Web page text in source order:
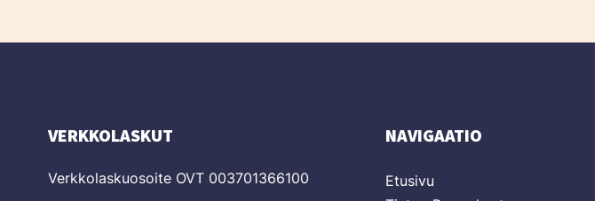
VERKKOLASKUT
Verkkolaskuosoite OVT 003701366100
NAVIGAATIO
Etusivu